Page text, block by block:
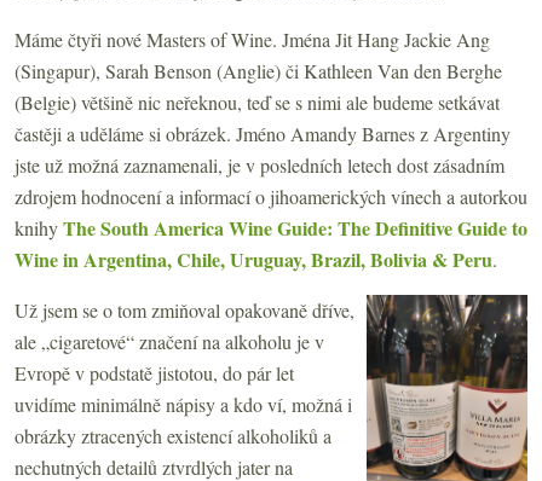
Máme čtyři nové Masters of Wine. Jména Jit Hang Jackie Ang
(Singapur), Sarah Benson (Anglie) či Kathleen Van den Berghe
(Belgie) většině nic neřeknou, teď se s nimi ale budeme setkávat
častěji a uděláme si obrázek. Jméno Amandy Barnes z Argentiny
jste už možná zaznamenali, je v posledních letech dost zásadním
zdrojem hodnocení a informací o jihoamerických vínech a autorkou
knihyThe South America Wine Guide: The Definitive Guide to
Wine in Argentina, Chile, Uruguay, Brazil, Bolivia & Peru.
Už jsem se o tom zmiňoval opakovaně dříve,
ale „cigaretové“ značení na alkoholu je v
Evropě v podstatě jistotou, do pár let
uvidíme minimálně nápisy a kdo ví, možná i
obrázky ztracených existencí alkoholiků a
nechutných detailů ztvrdlých jater na